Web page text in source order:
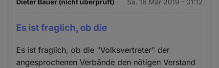
Dieter Bauer (nicht überprüft) Sa. 16 Mär 2019 - 01:12
Es ist fraglich, ob die
Es ist fraglich, ob die "Volksvertreter" der
angesprochenen Verbände den nötigen Verstand